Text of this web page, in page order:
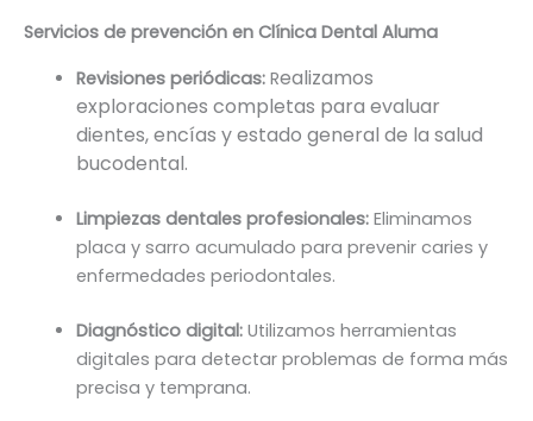
Servicios de prevención en Clínica Dental Aluma
Revisiones periódicas: Realizamos
exploraciones completas para evaluar
dientes, encías y estado general de la salud
bucodental.
Limpiezas dentales profesionales: Eliminamos
placa y sarro acumulado para prevenir caries y
enfermedades periodontales.
Diagnóstico digital: Utilizamos herramientas
digitales para detectar problemas de forma más
precisa y temprana.